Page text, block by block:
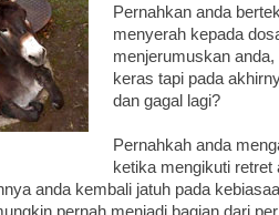
Pernahkan anda
menyerah kepada
menjerumuskan
keras tapi pada
dan gagal lagi?
Pernahkah anda
ketika mengikuti retret
anda kembali jatuh pada